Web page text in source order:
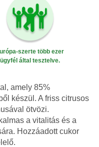
szerte több ezer
ügyfél által tesztelve.
amely 85%
készül. A friss citrusos
ötvözi.
a vitalitás és a
Hozzáadott cukor